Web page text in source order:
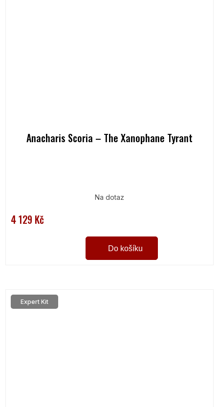
Anacharis Scoria – The Xanophane Tyrant
Na dotaz
4 129 Kč
Do košíku
Expert Kit